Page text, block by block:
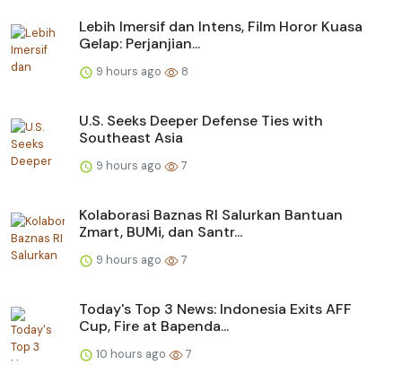
Lebih Imersif dan Intens, Film Horor Kuasa
Gelap: Perjanjian...
9 hours ago 8
U.S. Seeks Deeper Defense Ties with
Southeast Asia
9 hours ago 7
Kolaborasi Baznas RI Salurkan Bantuan
Zmart, BUMi, dan Santr...
9 hours ago 7
Today's Top 3 News: Indonesia Exits AFF
Cup, Fire at Bapenda...
10 hours ago 7